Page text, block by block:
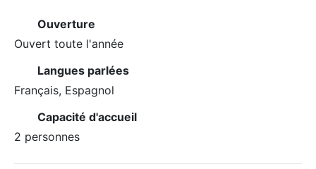
Ouverture
Ouvert toute l'année
Langues parlées
Français, Espagnol
Capacité d'accueil
2 personnes